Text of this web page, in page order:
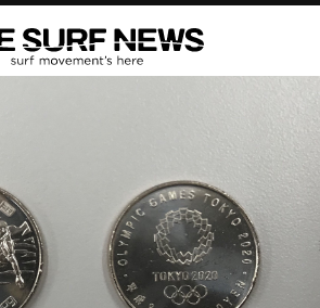
市が包括連携協定を締結 自治体との
ト＆ロング開幕戦・現地リポート（高